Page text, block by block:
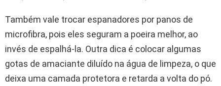
Também vale trocar espanadores por panos de
microfibra, pois eles seguram a poeira melhor, ao
invés de espalhá-la. Outra dica é colocar algumas
gotas de amaciante diluído na água de limpeza, o que
deixa uma camada protetora e retarda a volta do pó.